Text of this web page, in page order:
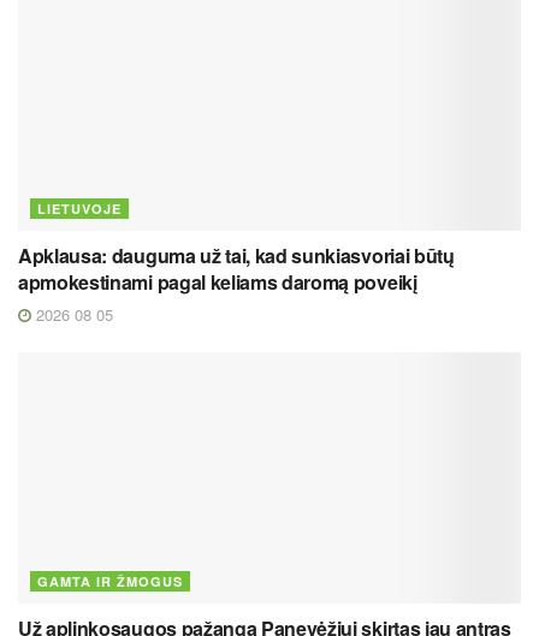
LIETUVOJE
Apklausa: dauguma už tai, kad sunkiasvoriai būtų
apmokestinami pagal keliams daromą poveikį
2026 08 05
GAMTA IR ŽMOGUS
Už aplinkosaugos pažangą Panevėžiui skirtas jau antras